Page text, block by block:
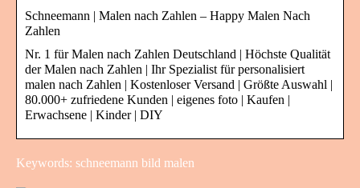
Schneemann | Malen nach Zahlen – Happy Malen Nach
Zahlen
Nr. 1 für Malen nach Zahlen Deutschland | Höchste Qualität
der Malen nach Zahlen | Ihr Spezialist für personalisiert
malen nach Zahlen | Kostenloser Versand | Größte Auswahl |
80.000+ zufriedene Kunden | eigenes foto | Kaufen |
Erwachsene | Kinder | DIY
Keywords: schneemann bild malen